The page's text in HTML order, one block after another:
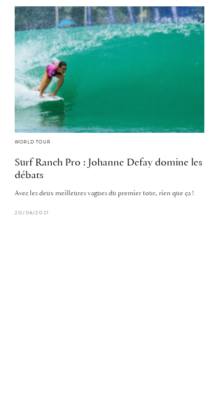
WORLD TOUR
Surf Ranch Pro : Johanne Defay domine les
débats
Avec les deux meilleures vagues du premier tour, rien que ça !
20/06/2021